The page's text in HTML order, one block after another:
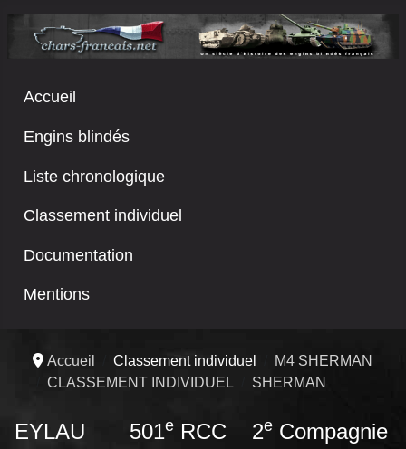
Accueil
Engins blindés
Liste chronologique
Classement individuel
Documentation
Mentions
Accueil Classement individuel
M4 SHERMAN
CLASSEMENT INDIVIDUEL
SHERMAN
EYLAU 501e RCC 2e Compagnie